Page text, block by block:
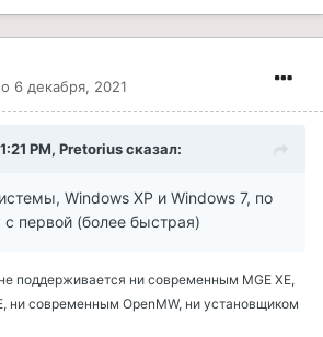
6 декабря, 2021
PM, Pretorius сказал:
Windows XP и Windows 7, по
первой (более быстрая)
поддерживается ни современным MGE XE,
ни современным OpenMW, ни установщиком